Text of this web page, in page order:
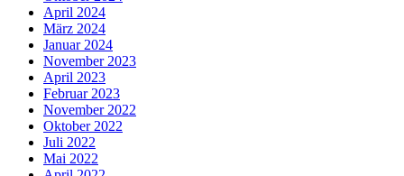
April 2024
März 2024
Januar 2024
November 2023
April 2023
Februar 2023
November 2022
Oktober 2022
Juli 2022
Mai 2022